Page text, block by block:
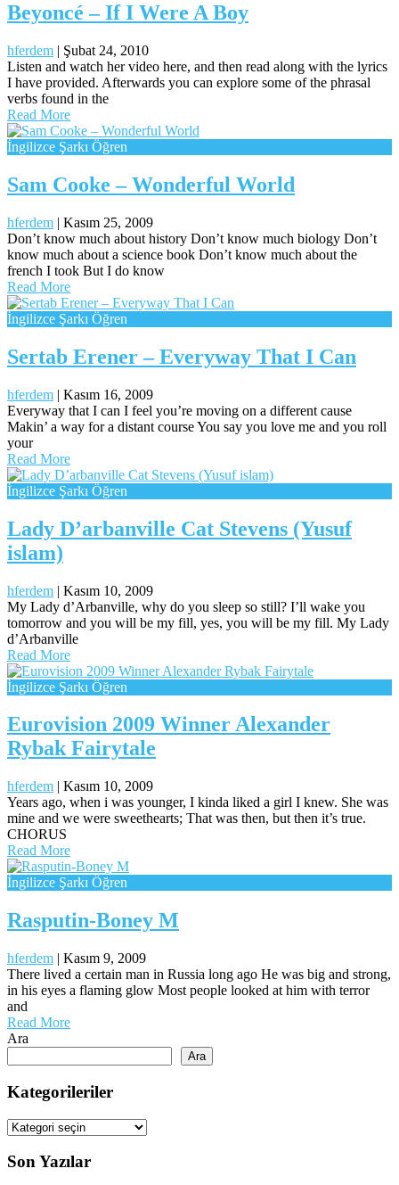
Beyoncé – If I Were A Boy
hferdem | Şubat 24, 2010
Listen and watch her video here, and then read along with the lyrics
I have provided. Afterwards you can explore some of the phrasal
verbs found in the
Read More
İngilizce Şarkı Öğren
Sam Cooke – Wonderful World
hferdem | Kasım 25, 2009
Don’t know much about history Don’t know much biology Don’t
know much about a science book Don’t know much about the
french I took But I do know
Read More
İngilizce Şarkı Öğren
Sertab Erener – Everyway That I Can
hferdem | Kasım 16, 2009
Everyway that I can I feel you’re moving on a different cause
Makin’ a way for a distant course You say you love me and you roll
your
Read More
İngilizce Şarkı Öğren
Lady D’arbanville Cat Stevens (Yusuf
islam)
hferdem | Kasım 10, 2009
My Lady d’Arbanville, why do you sleep so still? I’ll wake you
tomorrow and you will be my fill, yes, you will be my fill. My Lady
d’Arbanville
Read More
İngilizce Şarkı Öğren
Eurovision 2009 Winner Alexander
Rybak Fairytale
hferdem | Kasım 10, 2009
Years ago, when i was younger, I kinda liked a girl I knew. She was
mine and we were sweethearts; That was then, but then it’s true.
CHORUS
Read More
İngilizce Şarkı Öğren
Rasputin-Boney M
hferdem | Kasım 9, 2009
There lived a certain man in Russia long ago He was big and strong,
in his eyes a flaming glow Most people looked at him with terror
and
Read More
Ara
Ara
Kategorileriler
Kategorileriler
Son Yazılar